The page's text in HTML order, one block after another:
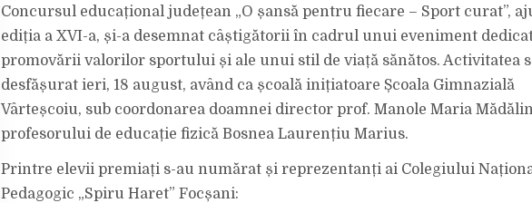
ȘANSĂ
PENTRU
FIECARE
–
SPORT
CURAT”,
DE
PENTRU
ELEVII
Concursul educațional județean „O șansă pentru fiecare – Sport curat”,
ediția a XVI-a, și-a desemnat câștigătorii în cadrul unui eveniment
promovării valorilor sportului și ale unui stil de viață sănătos. Activitatea
desfășurat ieri, 18 august, având ca școală inițiatoare Școala Gimnazială
Vârteșcoiu, sub coordonarea doamnei director prof. Manole Maria
profesorului de educație fizică Bosnea Laurențiu Marius.
Printre elevii premiați s-au numărat și reprezentanți ai Colegiului
Pedagogic „Spiru Haret” Focșani: